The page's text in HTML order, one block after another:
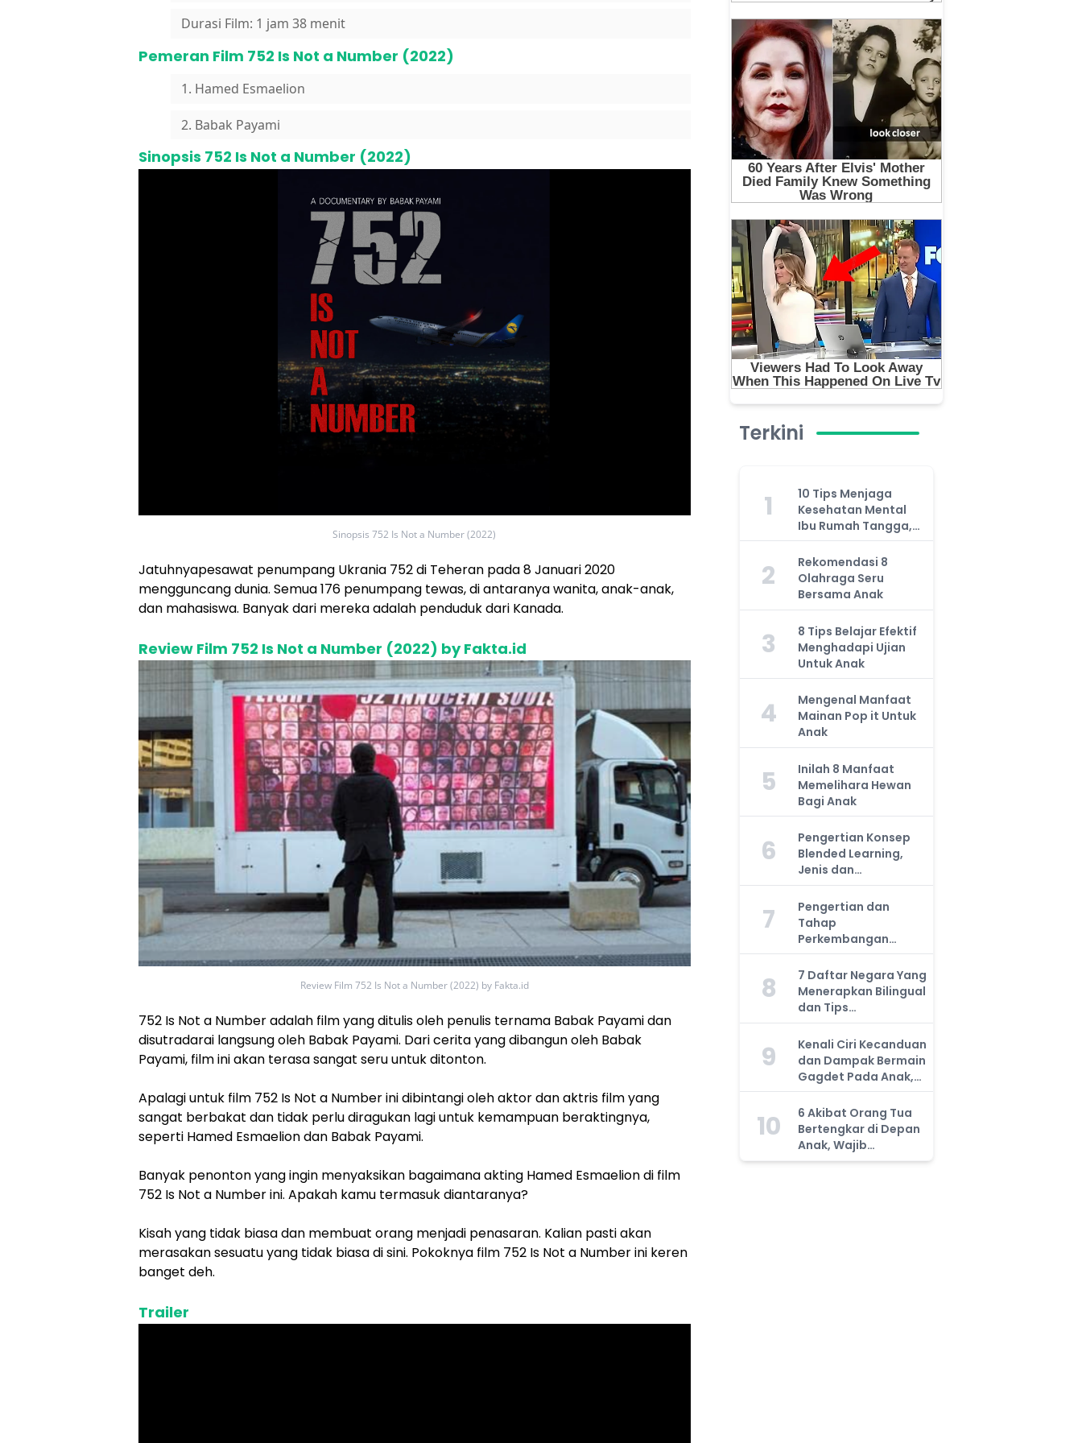
Durasi Film: 1 jam 38 menit
Pemeran Film 752 Is Not a Number (2022)
1. Hamed Esmaelion
2. Babak Payami
Sinopsis 752 Is Not a Number (2022)
Sinopsis 752 Is Not a Number (2022)
Jatuhnyapesawat penumpang Ukrania 752 di Teheran pada 8 Januari 2020
mengguncang dunia. Semua 176 penumpang tewas, di antaranya wanita, anak-anak,
dan mahasiswa. Banyak dari mereka adalah penduduk dari Kanada.
Review Film 752 Is Not a Number (2022) by Fakta.id
Review Film 752 Is Not a Number (2022) by Fakta.id
752 Is Not a Number adalah film yang ditulis oleh penulis ternama Babak Payami dan
disutradarai langsung oleh Babak Payami. Dari cerita yang dibangun oleh Babak
Payami, film ini akan terasa sangat seru untuk ditonton.
Apalagi untuk film 752 Is Not a Number ini dibintangi oleh aktor dan aktris film yang
sangat berbakat dan tidak perlu diragukan lagi untuk kemampuan beraktingnya,
seperti Hamed Esmaelion dan Babak Payami.
Banyak penonton yang ingin menyaksikan bagaimana akting Hamed Esmaelion di film
752 Is Not a Number ini. Apakah kamu termasuk diantaranya?
Kisah yang tidak biasa dan membuat orang menjadi penasaran. Kalian pasti akan
merasakan sesuatu yang tidak biasa di sini. Pokoknya film 752 Is Not a Number ini keren
banget deh.
Trailer
Terkini
1
10 Tips Menjaga
Kesehatan Mental
Ibu Rumah Tangga,
Jangan Anggap
Remeh!
2
Rekomendasi 8
Olahraga Seru
Bersama Anak
3
8 Tips Belajar Efektif
Menghadapi Ujian
Untuk Anak
4
Mengenal Manfaat
Mainan Pop it Untuk
Anak
5
Inilah 8 Manfaat
Memelihara Hewan
Bagi Anak
6
Pengertian Konsep
Blended Learning,
Jenis dan
Manfaatnya, Anda
Harus Tahu!
7
Pengertian dan
Tahap
Perkembangan
Kemampuan Kognitif
Anak, Bunda Wajib
Tahu!
8
7 Daftar Negara Yang
Menerapkan Bilingual
dan Tips
Mengajarkan Pada
Anak
9
Kenali Ciri Kecanduan
dan Dampak Bermain
Gagdet Pada Anak,
Orang Tua Wajib
Tahu!
10
6 Akibat Orang Tua
Bertengkar di Depan
Anak, Wajib
Waspada!